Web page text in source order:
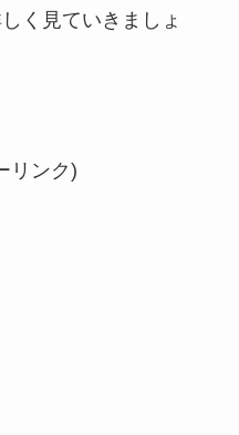
く見ていきましょ
リンク)